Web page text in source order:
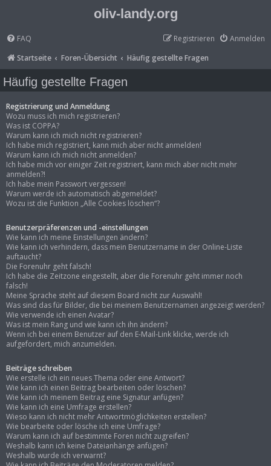
oliv-landy.org
FAQ Anmelden
Registrieren
Startseite
Foren-Übersicht Häufig gestellte Fragen
Häufig gestellte Fragen
Registrierung und Anmeldung
Wozu muss ich mich registrieren?
Was ist COPPA?
Warum kann ich mich nicht registrieren?
Ich habe mich registriert, kann mich aber nicht anmelden!
Warum kann ich mich nicht anmelden?
Ich habe mich vor einiger Zeit registriert, kann mich aber nicht mehr
anmelden?!
Ich habe mein Passwort vergessen!
Warum werde ich automatisch abgemeldet?
Wozu ist die Funktion „Alle Cookies löschen“?
Benutzerpräferenzen und -einstellungen
Wie kann ich meine Einstellungen ändern?
Wie kann ich verhindern, dass mein Benutzername in der Online-Liste
auftaucht?
Die Forenuhr geht falsch!
Ich habe die Zeitzone eingestellt, aber die Forenuhr geht immer noch
falsch!
Meine Sprache steht auf diesem Board nicht zur Auswahl!
Was sind das für Bilder, die bei meinem Benutzernamen angezeigt werden?
Wie verwende ich einen Avatar?
Was ist mein Rang und wie kann ich ihn ändern?
Wenn ich bei einem Benutzer auf den E-Mail-Link klicke, werde ich
aufgefordert, mich anzumelden.
Beiträge schreiben
Wie erstelle ich ein neues Thema oder eine Antwort?
Wie kann ich einen Beitrag bearbeiten oder löschen?
Wie kann ich meinem Beitrag eine Signatur anfügen?
Wie kann ich eine Umfrage erstellen?
Wieso kann ich nicht mehr Antwortmöglichkeiten erstellen?
Wie bearbeite oder lösche ich eine Umfrage?
Warum kann ich auf bestimmte Foren nicht zugreifen?
Weshalb kann ich keine Dateianhänge anfügen?
Weshalb wurde ich verwarnt?